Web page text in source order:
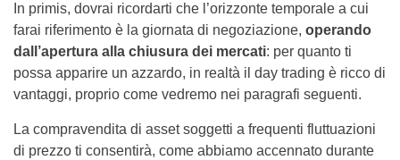
In primis, dovrai ricordarti che l’orizzonte temporale a cui
farai riferimento è la giornata di negoziazione, operando
dall’apertura alla chiusura dei mercati: per quanto ti
possa apparire un azzardo, in realtà il day trading è ricco di
vantaggi, proprio come vedremo nei paragrafi seguenti.
La compravendita di asset soggetti a frequenti fluttuazioni
di prezzo ti consentirà, come abbiamo accennato durante